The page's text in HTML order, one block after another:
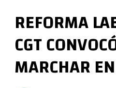
M
e
c
h
a
PERIODISMO
REFORMA
CGT
MARCHAR